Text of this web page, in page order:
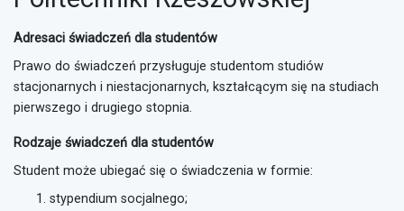
Adresaci świadczeń dla studentów
Prawo do świadczeń przysługuje studentom studiów
stacjonarnych i niestacjonarnych, kształcącym się na studiach
pierwszego i drugiego stopnia.
Rodzaje świadczeń dla studentów
Student może ubiegać się o świadczenia w formie:
stypendium socjalnego;